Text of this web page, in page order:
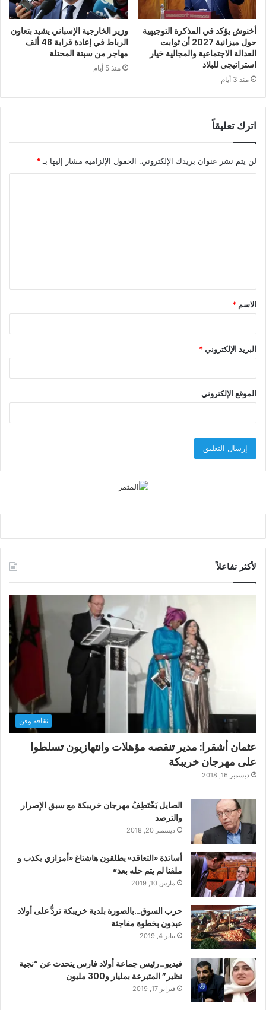
أخنوش يؤكد في المذكرة التوجيهية
حول ميزانية 2027 أن ثوابت
العدالة الاجتماعية والمجالية خيار
استراتيجي للبلاد
منذ 3 أيام
وزير الخارجية الإسباني يشيد بتعاون
الرباط في إعادة قرابة 48 ألف
مهاجر من سبتة المحتلة
منذ 5 أيام
اترك تعليقاً
لن يتم نشر عنوان بريدك الإلكتروني. الحقول الإلزامية مشار إليها بـ *
ق
*
الاسم *
البريد الإلكتروني*
الموقع الإلكتروني
لأكثر تفاعلاً
ثقافة وفن
عثمان أشقرا: مدير تنقصه مؤهلات وانتهازيون تسلطوا
على مهرجان خريبكة
ديسمبر 16, 2018
الصايل يَخْتَطِفُ مهرجان خريبكة مع سبق الإصرار
والترصد
ديسمبر 20, 2018
أساتذة «التعاقد» يطلقون هاشتاغ «أمزازي يكذب و
ملفنا لم يتم حله بعد»
مارس 10, 2019
حرب السوق…بالصورة بلدية خريبكة تردُّ على أولاد
عبدون بخطوة مفاجئة
يناير 4, 2019
فيديو…رئيس جماعة أولاد فارس يتحدث عن “نجية
نظير” المتبرعة بمليار و300 مليون
فبراير 17, 2019